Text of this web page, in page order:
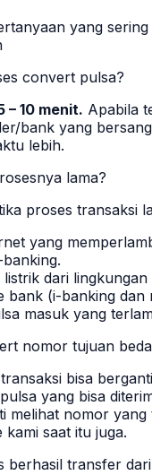
yang
convert pulsa?
– 10 menit. Apabila
bank yang
lebih.
lama?
proses transaksi
yang
listrik dari
bank (i-banking dan
masuk yang
nomor tujuan
bisa
yang bisa
melihat nomor
saat itu juga.
berhasil transfer